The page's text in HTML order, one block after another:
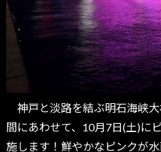
神戸と淡路を結ぶ明石海峡
間にあわせて、10月7日(土)に
施します！鮮やかなピンクが